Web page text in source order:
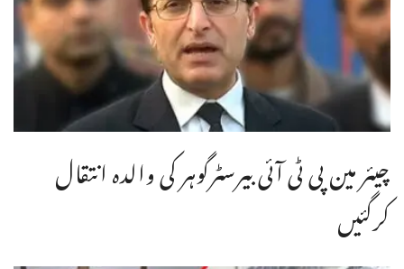
چیئر مین پی ٹی آئی بیرسٹرگوہر کی والدہ انتقال
کرگئیں